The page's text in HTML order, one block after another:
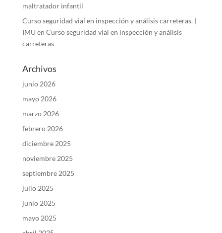
maltratador infantil
Curso seguridad vial en inspección y análisis carreteras. |
IMU en Curso seguridad vial en inspección y análisis
carreteras
Archivos
junio 2026
mayo 2026
marzo 2026
febrero 2026
diciembre 2025
noviembre 2025
septiembre 2025
julio 2025
junio 2025
mayo 2025